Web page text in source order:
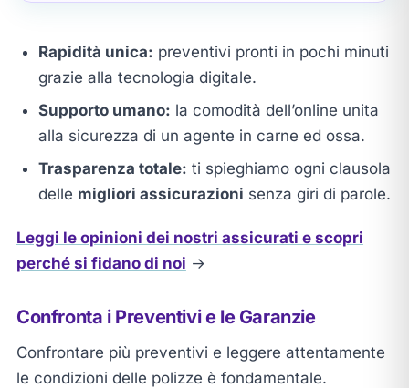
Rapidità unica: preventivi pronti in pochi minuti
grazie alla tecnologia digitale.
Supporto umano: la comodità dell’online unita
alla sicurezza di un agente in carne ed ossa.
Trasparenza totale: ti spieghiamo ogni clausola
delle migliori assicurazioni senza giri di parole.
Leggi le opinioni dei nostri assicurati e scopri
perché si fidano di noi →
Confronta i Preventivi e le Garanzie
Confrontare più preventivi e leggere attentamente
le condizioni delle polizze è fondamentale.